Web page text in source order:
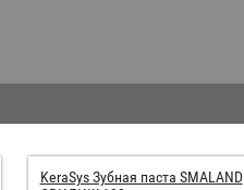
KeraSys Зубная паста SMALAND